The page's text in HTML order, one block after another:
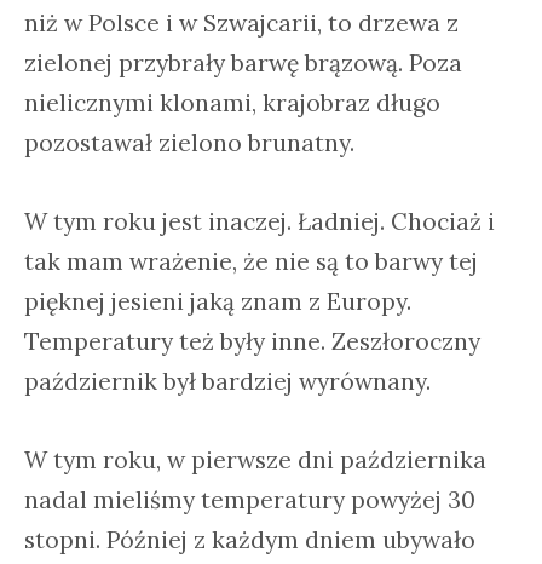
niż w Polsce i w Szwajcarii, to drzewa z
zielonej przybrały barwę brązową. Poza
nielicznymi klonami, krajobraz długo
pozostawał zielono brunatny.
W tym roku jest inaczej. Ładniej. Chociaż i
tak mam wrażenie, że nie są to barwy tej
pięknej jesieni jaką znam z Europy.
Temperatury też były inne. Zeszłoroczny
październik był bardziej wyrównany.
W tym roku, w pierwsze dni października
nadal mieliśmy temperatury powyżej 30
stopni. Później z każdym dniem ubywało